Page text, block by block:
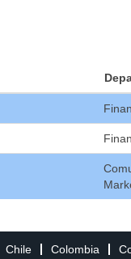
Chile Colombia